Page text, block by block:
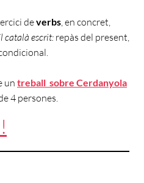
deverbs , en concret,
català escrit: repàs del present,
un treball sobre Cerdanyola
4 persones.